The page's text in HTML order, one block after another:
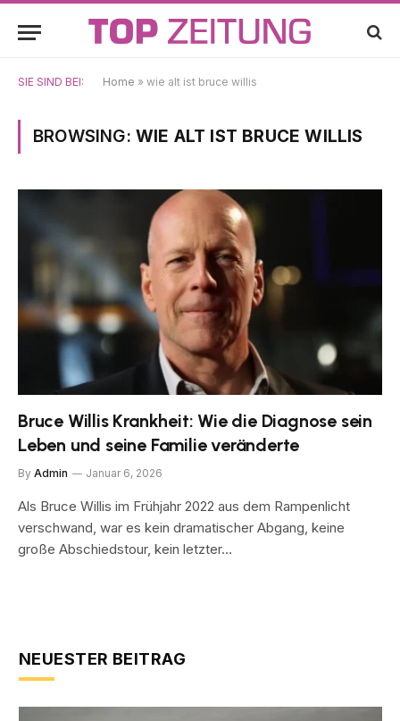
SIE SIND BEI: Home » wie alt ist bruce willis
BROWSING: WIE ALT IST BRUCE WILLIS
Bruce Willis Krankheit: Wie die Diagnose sein
Leben und seine Familie veränderte
By Admin Januar 6, 2026
Als Bruce Willis im Frühjahr 2022 aus dem Rampenlicht
verschwand, war es kein dramatischer Abgang, keine
große Abschiedstour, kein letzter…
NEUESTER BEITRAG